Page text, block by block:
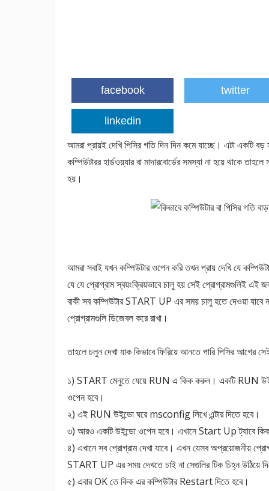
facebook twitter
linkedin
আমরা প্রায়ই দেখি পিসির গতি দিন দিন কমে যাচ্ছে। এটা একটি
কম্পিউটারর হার্ডওয়্যার বা মাদারবোর্ডের সমস্যা না হয়ে থাকে
হয়।
আমরা সবাই যখন কম্পিউটার ওপেন করি তখন প্রায় দেখি যে
যে যে প্রোগ্রাম স্বয়ংক্রিয়ভাবে চালু হয় সেই প্রোগ্রামগুলিই
বাকী সব কম্পিউটার START UP এর সময় চালু হতে দেওয়া
প্রোগ্রামগুলি ডিজেবল করে রাখা।
তাহলে চলুন দেখা যাক কিভাবে ফিরিয়ে আনতে পারি পিসির আগের
১) START মেনুতে যেয়ে RUN এ কিক করুন। একটি RUN
ওপেন হবে।
২) এই RUN উইন্ডো ঘরে msconfig লিখে এন্টার দিতে হবে।
৩) আরও একটি উইন্ডো ওপেন হবে। এখানে Start Up ট্যাবে
৪) এখানে সব প্রোগ্রাম দেখা যাবে। এখন যেসব অপ্রয়োজনীয়
START UP এর সময় দেখতে চাই না সেগুলির টিক চিহ্ন উঠিয়ে
৫) এবার OK তে কিক এর কম্পিউটার Restart দিতে হবে।